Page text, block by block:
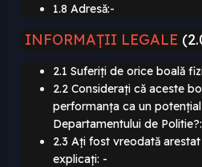
1.8 Adresă:-
INFORMAȚII LEGALE
2.1 Suferiți de orice boală
2.2 Considerați că aceste
performanța ca un
Departamentului de
2.3 Ați fost vreodată
explicați: -